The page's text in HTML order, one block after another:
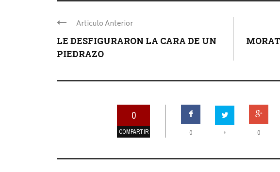
Articulo Anterior
LE DESFIGURARON LA CARA DE UN
PIEDRAZO
0
COMPARTIR 0 + 0